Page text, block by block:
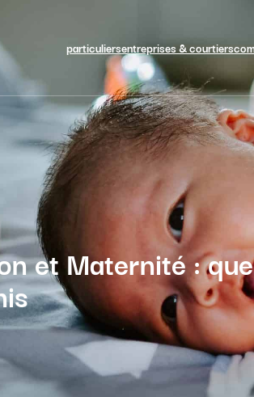
particuliersentreprises & courtiers
et Maternité :